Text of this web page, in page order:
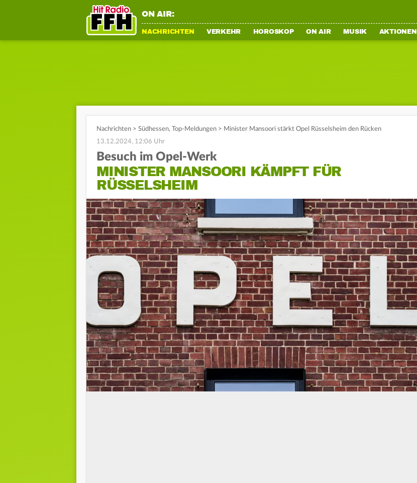
ON AIR:
NACHRICHTEN VERKEHR HOROSKOP ON AIR MUSIK AKTIONEN
Nachrichten > Südhessen, Top-Meldungen > Minister Mansoori stärkt Opel Rüsselsheim den Rücken
13.12.2024, 12:06 Uhr
Besuch im Opel-Werk
MINISTER MANSOORI KÄMPFT FÜR
RÜSSELSHEIM